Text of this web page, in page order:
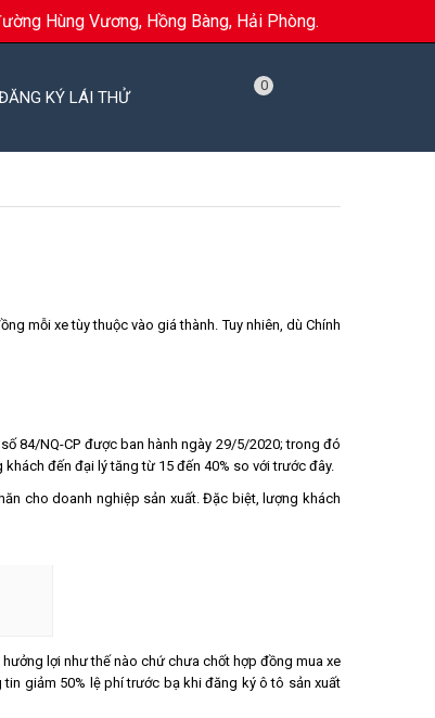
Hùng Vương, Hồng Bàng, Hải Phòng.
KÝ LÁI THỬ
0
mỗi xe tùy thuộc vào giá thành. Tuy nhiên, dù Chính
84/NQ-CP được ban hành ngày 29/5/2020; trong đó
đến đại lý tăng từ 15 đến 40% so với trước đây.
cho doanh nghiệp sản xuất. Đặc biệt, lượng khách
lợi như thế nào chứ chưa chốt hợp đồng mua xe
giảm 50% lệ phí trước bạ khi đăng ký ô tô sản xuất